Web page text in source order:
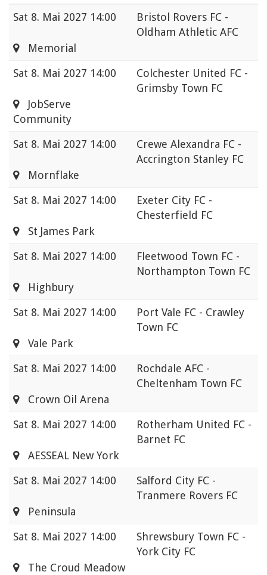
Sat 8. Mai 2027 14:00
Bristol Rovers FC -
Oldham Athletic AFC
Memorial
Sat 8. Mai 2027 14:00
Colchester United FC -
Grimsby Town FC
JobServe
Community
Sat 8. Mai 2027 14:00
Crewe Alexandra FC -
Accrington Stanley FC
Mornflake
Sat 8. Mai 2027 14:00
Exeter City FC -
Chesterfield FC
St James Park
Sat 8. Mai 2027 14:00
Fleetwood Town FC -
Northampton Town FC
Highbury
Sat 8. Mai 2027 14:00
Port Vale FC - Crawley
Town FC
Vale Park
Sat 8. Mai 2027 14:00
Rochdale AFC -
Cheltenham Town FC
Crown Oil Arena
Sat 8. Mai 2027 14:00
Rotherham United FC -
Barnet FC
AESSEAL New York
Sat 8. Mai 2027 14:00
Salford City FC -
Tranmere Rovers FC
Peninsula
Sat 8. Mai 2027 14:00
Shrewsbury Town FC -
York City FC
The Croud Meadow